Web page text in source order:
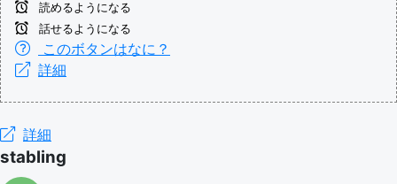
読めるようになる
話せるようになる
このボタンはなに？
詳細
詳細
stabling